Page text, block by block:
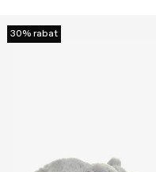
30% rabat